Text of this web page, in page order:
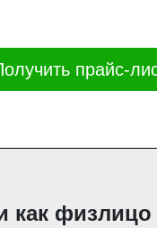
прайс-
как физлицо